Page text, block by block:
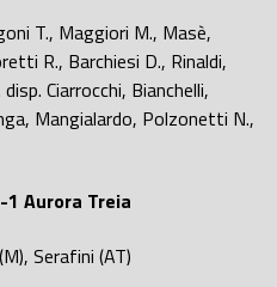
T., Maggiori M., Masè,
R., Barchiesi D., Rinaldi,
Ciarrocchi, Bianchelli,
Mangialardo, Polzonetti N.,
Aurora Treia
Serafini (AT)